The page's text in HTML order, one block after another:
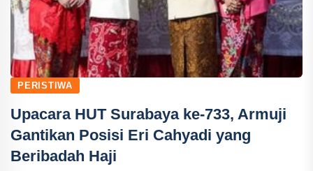
PERISTIWA
Upacara HUT Surabaya ke-733, Armuji
Gantikan Posisi Eri Cahyadi yang
Beribadah Haji